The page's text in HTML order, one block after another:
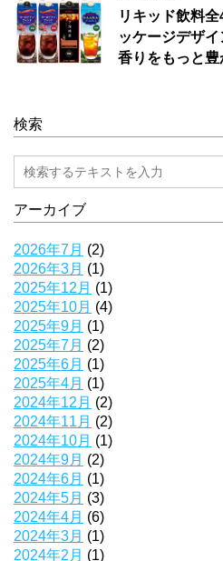
リキッド飲料
ッケージデザ
香りをもっと豊
検索
アーカイブ
2026年7月 (2)
2026年3月 (1)
2025年12月 (1)
2025年10月 (4)
2025年9月 (1)
2025年7月 (2)
2025年6月 (1)
2025年4月 (1)
2024年12月 (2)
2024年11月 (2)
2024年10月 (1)
2024年9月 (2)
2024年6月 (1)
2024年5月 (3)
2024年4月 (6)
2024年3月 (1)
2024年2月 (1)